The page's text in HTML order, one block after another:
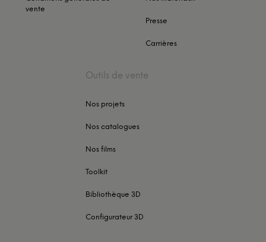
vente
Presse
Carrières
Outils de vente
Nos projets
Nos catalogues
Nos films
Toolkit
Bibliothèque 3D
Configurateur 3D